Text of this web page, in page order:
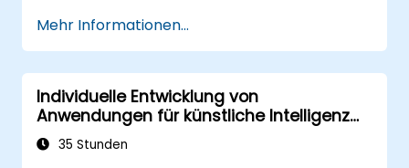
schreiben, zu debuggen und
bereitzustellen.
Mit anderen Entwicklern im Rahmen der
AWS Cloud9-Plattform
zusammenzuarbeiten.
AWS Cloud9 mit weiteren AWS-Diensten
Mehr Informationen...
Individuelle Entwicklung von
Anwendungen für künstliche Intelligenz
und große Sprachmodelle mit Python
35 Stunden